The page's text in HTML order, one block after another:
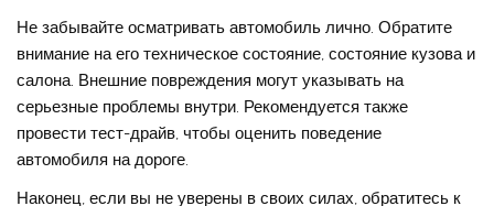
Не забывайте осматривать автомобиль лично. Обратите
внимание на его техническое состояние, состояние кузова и
салона. Внешние повреждения могут указывать на
серьезные проблемы внутри. Рекомендуется также
провести тест-драйв, чтобы оценить поведение
автомобиля на дороге.
Наконец, если вы не уверены в своих силах, обратитесь к